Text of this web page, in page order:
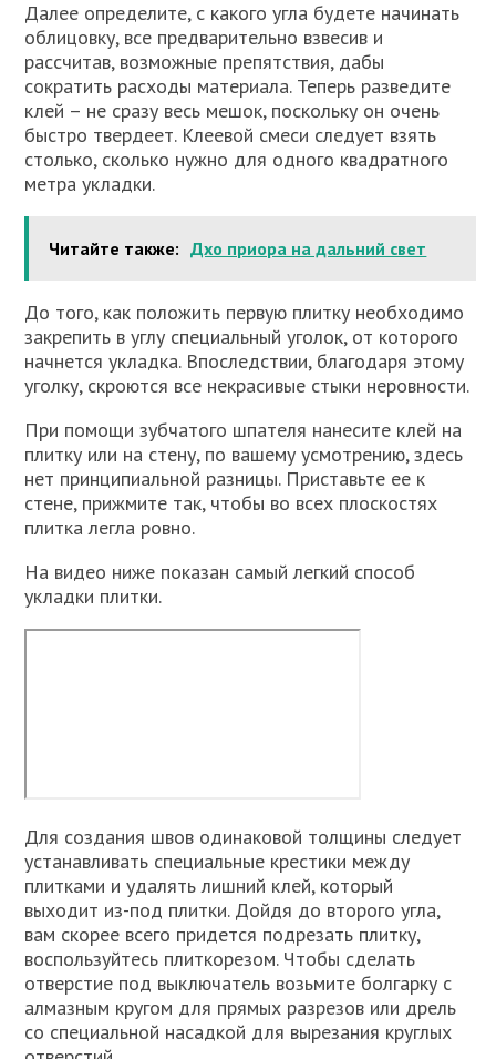
Далее определите, с какого угла будете начинать
облицовку, все предварительно взвесив и
рассчитав, возможные препятствия, дабы
сократить расходы материала. Теперь разведите
клей – не сразу весь мешок, поскольку он очень
быстро твердеет. Клеевой смеси следует взять
столько, сколько нужно для одного квадратного
метра укладки.
Читайте также: Дхо приора на дальний свет
До того, как положить первую плитку необходимо
закрепить в углу специальный уголок, от которого
начнется укладка. Впоследствии, благодаря этому
уголку, скроются все некрасивые стыки неровности.
При помощи зубчатого шпателя нанесите клей на
плитку или на стену, по вашему усмотрению, здесь
нет принципиальной разницы. Приставьте ее к
стене, прижмите так, чтобы во всех плоскостях
плитка легла ровно.
На видео ниже показан самый легкий способ
укладки плитки.
Для создания швов одинаковой толщины следует
устанавливать специальные крестики между
плитками и удалять лишний клей, который
выходит из-под плитки. Дойдя до второго угла,
вам скорее всего придется подрезать плитку,
воспользуйтесь плиткорезом. Чтобы сделать
отверстие под выключатель возьмите болгарку с
алмазным кругом для прямых разрезов или дрель
со специальной насадкой для вырезания круглых